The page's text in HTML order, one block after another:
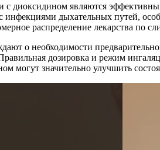
с диоксидином являются
с инфекциями дыхательных путей,
распределение лекарства
о необходимости
дозировка и режим
могут значительно улучшить